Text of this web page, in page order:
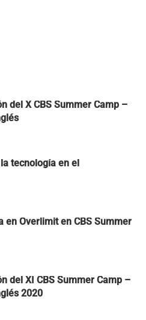
del X CBS Summer Camp –
tecnología en el
en Overlimit en CBS Summer
del XI CBS Summer Camp –
2020